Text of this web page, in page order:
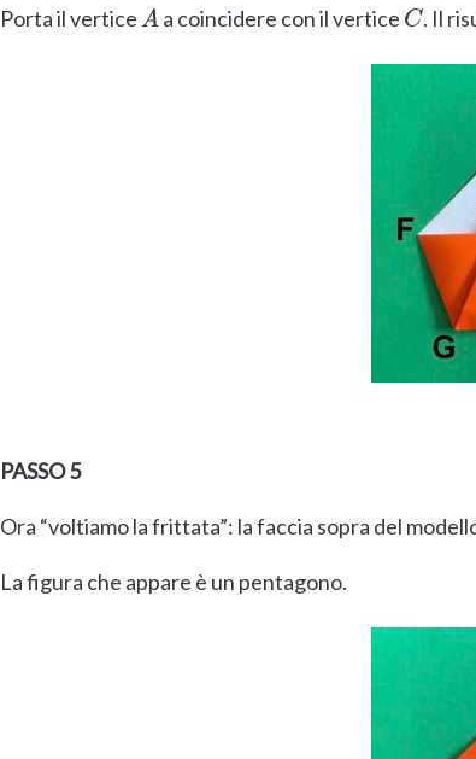
Porta il verticeA a coincidere con il vertice C . Il
PASSO 5
Ora “voltiamo la frittata”: la faccia sopra del
La figura che appare è un pentagono.